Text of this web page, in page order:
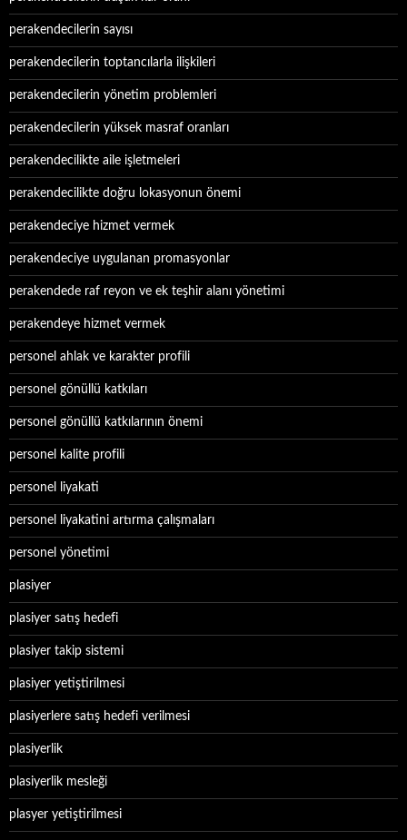
perakendecilerin sayısı
perakendecilerin toptancılarla ilişkileri
perakendecilerin yönetim problemleri
perakendecilerin yüksek masraf oranları
perakendecilikte aile işletmeleri
perakendecilikte doğru lokasyonun önemi
perakendeciye hizmet vermek
perakendeciye uygulanan promasyonlar
perakendede raf reyon ve ek teşhir alanı yönetimi
perakendeye hizmet vermek
personel ahlak ve karakter profili
personel gönüllü katkıları
personel gönüllü katkılarının önemi
personel kalite profili
personel liyakati
personel liyakatini artırma çalışmaları
personel yönetimi
plasiyer
plasiyer satış hedefi
plasiyer takip sistemi
plasiyer yetiştirilmesi
plasiyerlere satış hedefi verilmesi
plasiyerlik
plasiyerlik mesleği
plasyer yetiştirilmesi